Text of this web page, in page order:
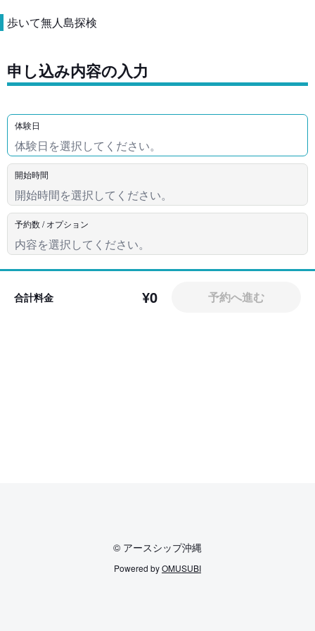
歩いて無人島探検
申し込み内容の入力
体験日
開始時間
予約数 / オプション
合計料金 ¥0 予約へ進む
© アースシップ沖縄
Powered byOMUSUBI